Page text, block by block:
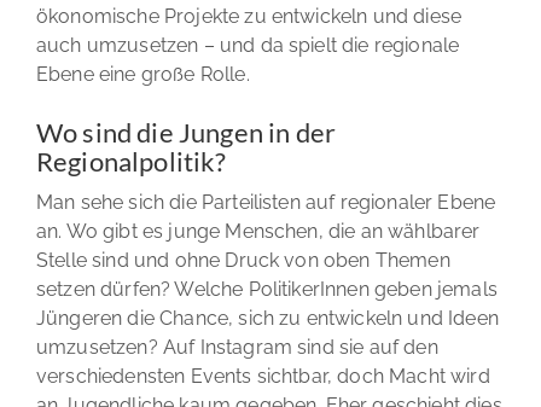
ökonomische Projekte zu entwickeln und diese
auch umzusetzen – und da spielt die regionale
Ebene eine große Rolle.
Wo sind die Jungen in der
Regionalpolitik?
Man sehe sich die Parteilisten auf regionaler Ebene
an. Wo gibt es junge Menschen, die an wählbarer
Stelle sind und ohne Druck von oben Themen
setzen dürfen? Welche PolitikerInnen geben jemals
Jüngeren die Chance, sich zu entwickeln und Ideen
umzusetzen? Auf Instagram sind sie auf den
verschiedensten Events sichtbar, doch Macht wird